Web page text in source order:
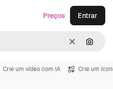
Limpar
Preços Entrar
Crie um vídeo com IA Crie um